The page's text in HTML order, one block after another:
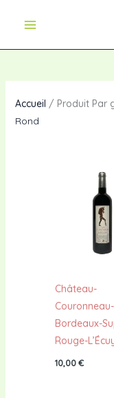
Accueil / Produit Par
Rond
Château-
Bordeaux-
Rouge-
10,00€